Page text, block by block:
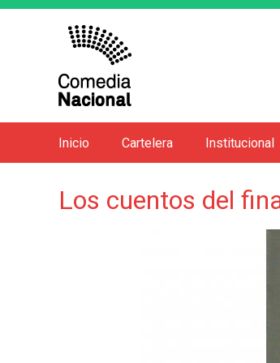
Los cuentos del
n
Inicio Cartelera Institucional